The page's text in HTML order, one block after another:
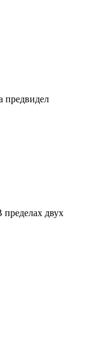
предвидел
двух